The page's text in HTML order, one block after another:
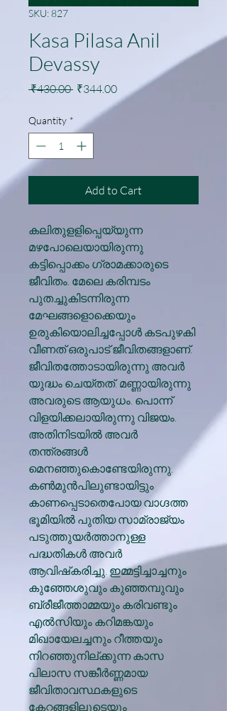
SKU: 827
Kasa Pilasa Anil
Devassy
₹430.00 Regular
₹344.00Sale
Price
Quantity *
Add to Cart
കലിതുളളിപ്പെയ്യുന്ന
മഴപോലെയായിരുന്നു
കട്ടിപ്പൊക്കം ഗ്രാമക്കാരുടെ
ജീവിതം. മേലെ കരിമ്പടം
പുതച്ചുകിടന്നിരുന്ന
മേഘങ്ങളൊക്കെയും
ഉരുകിയൊലിച്ചപ്പോൾ കടപുഴകി
വീണത് ഒരുപാട് ജീവിതങ്ങളാണ്.
ജീവിതത്തോടായിരുന്നു അവർ
യുദ്ധം ചെയ്തത്. മണ്ണായിരുന്നു
അവരുടെ ആയുധം. പൊന്ന്
വിളയിക്കലായിരുന്നു വിജയം.
അതിനിടയിൽ അവർ
തന്ത്രങ്ങൾ
മെനഞ്ഞുകൊണ്ടേയിരുന്നു.
കൺമുൻപിലുണ്ടായിട്ടും
കാണപ്പെടാതെപോയ വാഗ്ദത്ത
ഭൂമിയിൽ പുതിയ സാമ്രാജ്യം
പടുത്തുയർത്താനുള്ള
പദ്ധതികൾ അവർ
ആവിഷ്‌കരിച്ചു. ഇമ്മട്ടിച്ചാച്ചനും
കുഞ്ഞേശുവും കുഞ്ഞമ്പുവും
ബ്രീജീത്താമ്മയും കരിവണ്ടും
എൽസിയും കറിമങ്കയും
മിഖായേലച്ചനും റീത്തയും
നിറഞ്ഞുനില്ക്കുന്ന കാസ
പിലാസ സങ്കീർണ്ണമായ
ജീവിതാവസ്ഥകളുടെ
കേറ്റങ്ങളിലൂടെയും